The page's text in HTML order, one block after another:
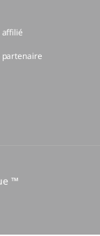
affilié
partenaire
™